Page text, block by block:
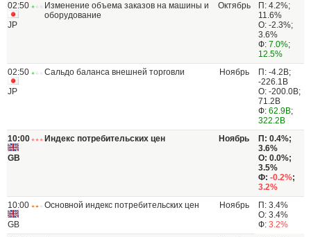
02:50
JP
Изменение объема заказов на машины и
оборудование
Октябрь
П: 4.2%;
11.6%
О: -2.3%;
3.6%
Ф: 7.0%;
12.5%
02:50
JP
Сальдо баланса внешней торговли Ноябрь
П: -4.2B;
-226.1B
О: -200.0B;
71.2B
Ф: 62.9B;
322.2B
10:00
GB
Индекс потребительских цен Ноябрь
П: 0.4%;
3.6%
О: 0.0%;
3.5%
Ф: -0.2%;
3.2%
10:00
GB
Основной индекс потребительских цен Ноябрь
П: 3.4%
О: 3.4%
Ф: 3.2%